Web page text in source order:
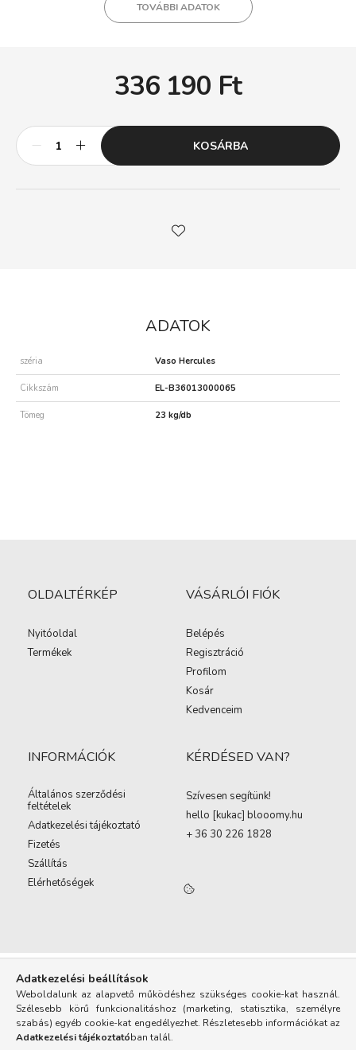
TOVÁBBI ADATOK
336 190 Ft
KOSÁRBA
ADATOK
széria Vaso Hercules
Cikkszám EL-B36013000065
Tömeg 23 kg/db
OLDALTÉRKÉP
Nyitóoldal
Termékek
VÁSÁRLÓI FIÓK
Belépés
Regisztráció
Profilom
Kosár
Kedvenceim
INFORMÁCIÓK
Általános szerződési
feltételek
Adatkezelési tájékoztató
Fizetés
Szállítás
Elérhetőségek
KÉRDÉSED VAN?
Szívesen segítünk!
hello [kukac] blooomy.hu
+ 36 30 226 1828
Adatkezelési beállítások
Weboldalunk az alapvető működéshez szükséges cookie-kat használ.
Szélesebb körű funkcionalitáshoz (marketing, statisztika, személyre
szabás) egyéb cookie-kat engedélyezhet. Részletesebb információkat az
Adatkezelési tájékoztatóban talál.